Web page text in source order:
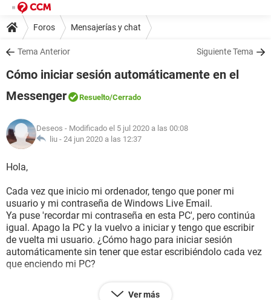
Foros Mensajerías y chat
Tema Anterior Siguiente Tema
Cómo iniciar sesión automáticamente en el
Messenger
Resuelto/Cerrado
Deseos - Modificado el 5 jul 2020 a las 00:08
liu - 24 jun 2020 a las 12:37
Hola,
Cada vez que inicio mi ordenador, tengo que poner mi
usuario y mi contraseña de Windows Live Email.
Ya puse 'recordar mi contraseña en esta PC', pero continúa
igual. Apago la PC y la vuelvo a iniciar y tengo que escribir
de vuelta mi usuario. ¿Cómo hago para iniciar sesión
automáticamente sin tener que estar escribiéndolo cada vez
que enciendo mi PC?
Ver más